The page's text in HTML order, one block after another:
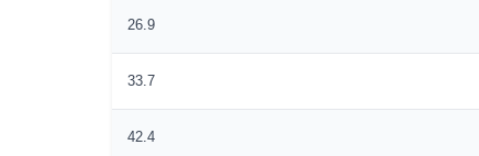
26.9
33.7
42.4